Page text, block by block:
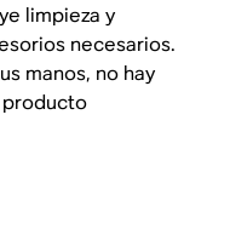
limpieza y
necesarios.
manos, no hay
producto